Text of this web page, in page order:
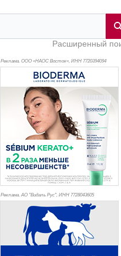
Расширенный
Реклама. ООО «НАОС Восток», ИНН 7720394094
Реклама. АО "Видаль Рус", ИНН 7728043605